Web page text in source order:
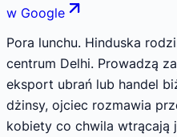
w Google
Pora lunchu. Hinduska
centrum Delhi. Prowadzą
eksport ubrań lub handel
dżinsy, ojciec rozmawia
kobiety co chwila wtrącają